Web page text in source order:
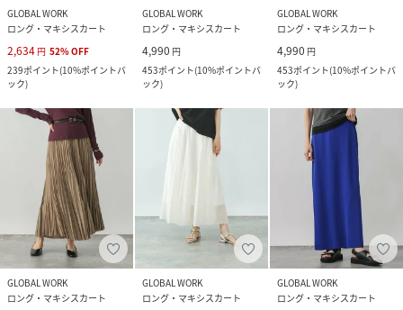
GLOBAL WORK
ロング・マキシスカート
2,634 円 52%OFF
239ポイント(10%ポイントバ
ック)
GLOBAL WORK
ロング・マキシスカート
4,990 円
453ポイント(10%ポイントバ
ック)
GLOBAL WORK
ロング・マキシスカート
4,990 円
453ポイント(10%ポイントバ
ック)
GLOBAL WORK
ロング・マキシスカート
GLOBAL WORK
ロング・マキシスカート
GLOBAL WORK
ロング・マキシスカート